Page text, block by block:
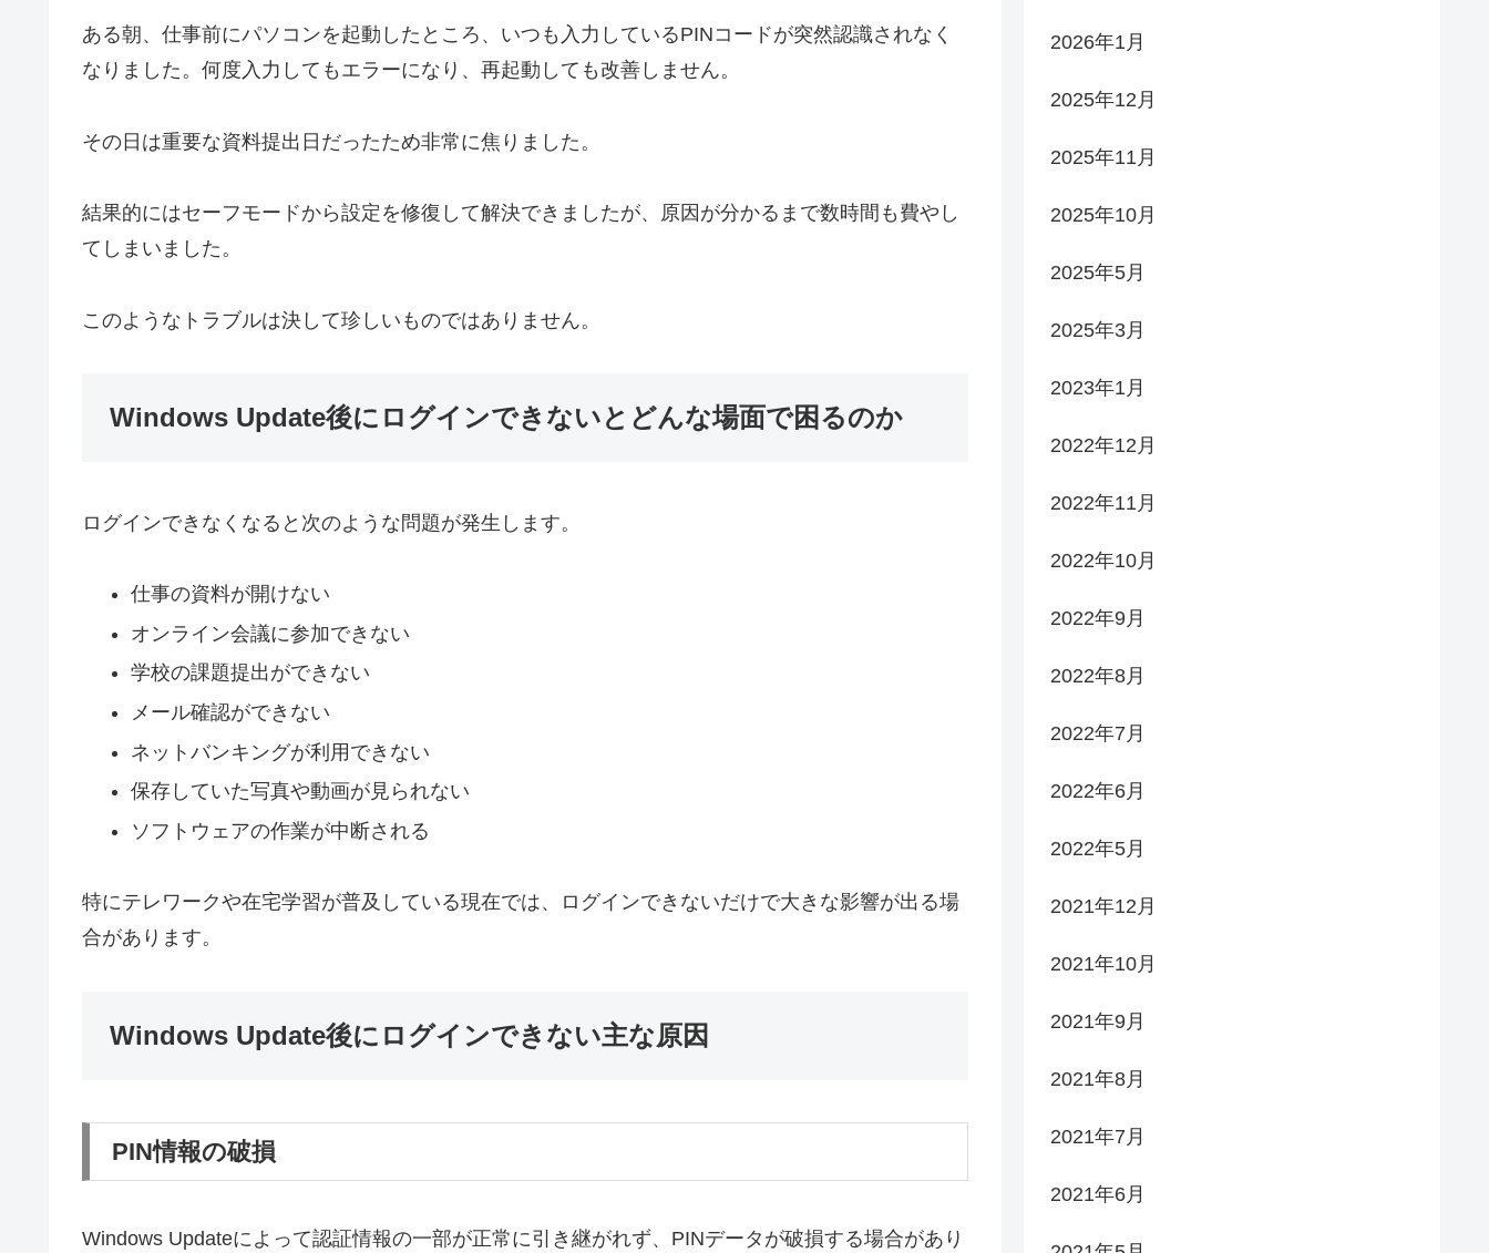
ある朝、仕事前にパソコンを起動したところ、いつも入力しているPINコードが突然認識されなく
なりました。何度入力してもエラーになり、再起動しても改善しません。
その日は重要な資料提出日だったため非常に焦りました。
結果的にはセーフモードから設定を修復して解決できましたが、原因が分かるまで数時間も費やし
てしまいました。
このようなトラブルは決して珍しいものではありません。
Windows Update後にログインできないとどんな場面で困るのか
ログインできなくなると次のような問題が発生します。
仕事の資料が開けない
オンライン会議に参加できない
学校の課題提出ができない
メール確認ができない
ネットバンキングが利用できない
保存していた写真や動画が見られない
ソフトウェアの作業が中断される
特にテレワークや在宅学習が普及している現在では、ログインできないだけで大きな影響が出る場
合があります。
Windows Update後にログインできない主な原因
PIN情報の破損
Windows Updateによって認証情報の一部が正常に引き継がれず、PINデータが破損する場合があり
2026年1月
2025年12月
2025年11月
2025年10月
2025年5月
2025年3月
2023年1月
2022年12月
2022年11月
2022年10月
2022年9月
2022年8月
2022年7月
2022年6月
2022年5月
2021年12月
2021年10月
2021年9月
2021年8月
2021年7月
2021年6月